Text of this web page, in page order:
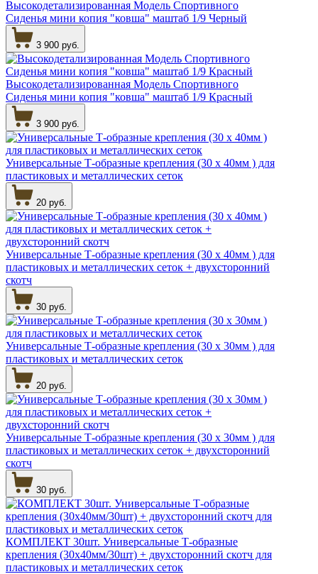
Высокодетализированная Модель Спортивного
Сиденья мини копия "ковша" маштаб 1/9 Черный
3 900 руб.
Высокодетализированная Модель Спортивного
Сиденья мини копия "ковша" маштаб 1/9 Красный
3 900 руб.
Универсальные Т-образные крепления (30 х 40мм ) для
пластиковых и металлических сеток
20 руб.
Универсальные Т-образные крепления (30 х 40мм ) для
пластиковых и металлических сеток + двухсторонний
скотч
30 руб.
Универсальные Т-образные крепления (30 х 30мм ) для
пластиковых и металлических сеток
20 руб.
Универсальные Т-образные крепления (30 х 30мм ) для
пластиковых и металлических сеток + двухсторонний
скотч
30 руб.
КОМПЛЕКТ 30шт. Универсальные Т-образные
крепления (30х40мм/30шт) + двухсторонний скотч для
пластиковых и металлических сеток